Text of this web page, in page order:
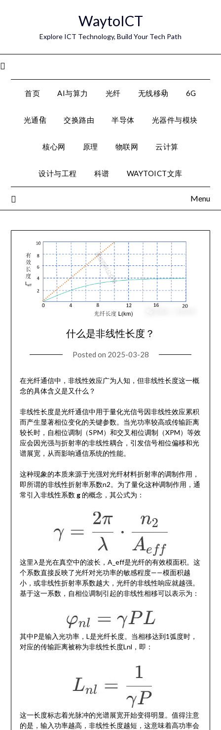
WaytoICT
Explore ICT Technology, Build Your Tech Path
首页 AI与算力 光纤 无线移动 6G
光通信 交换路由 半导体 光器件与模块
核心网 原理 物联网 云计算
设计与工程 科谱 WAYTOICT文库
Menu
什么是非线性长度？
Posted on 2025-03-28
在光纤通信中，非线性效应广为人知，但非线性长度这一概
念的具体含义是又什么？
非线性长度是光纤通信中用于量化光信号因非线性效应累积
而产生显著相位变化的关键参数。当光功率较高或传输距离
较长时，自相位调制（SPM）和交叉相位调制（XPM）等效
应会因光强与折射率的非线性耦合，引发信号相位偏移和光
谱展宽，从而影响通信系统的性能。
这种现象的本质来源于光强对光纤材料折射率的调制作用，
即所谓的非线性折射率系数n2。为了量化这种调制作用，通
常引入非线性系数 g的概念，其公式为：
这里λ是光在真空中的波长，A_eff是光纤的有效模面积。这
个系数直接反映了光纤对光功率的敏感程度——模面积越
小，或非线性折射率系数越大，光纤的非线性响应就越强。
基于这一系数，自相位调制引起的非线性相移可以表示为：
其中P是输入光功率，L是光纤长度。当相移达到1弧度时，
对应的传输距离被称为非线性长度Lnl，即：
这一长度标志着光脉冲的光谱展宽开始变得明显。值得注意
的是，输入功率越高，非线性长度越短，这意味着高功率会